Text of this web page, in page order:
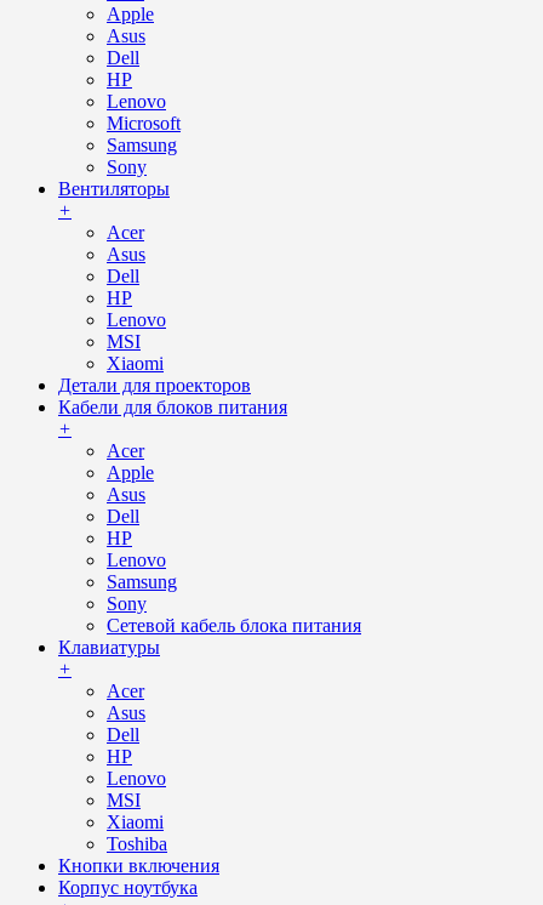
Apple
Asus
Dell
HP
Lenovo
Microsoft
Samsung
Sony
Вентиляторы
+
Acer
Asus
Dell
HP
Lenovo
MSI
Xiaomi
Детали для проекторов
Кабели для блоков питания
+
Acer
Apple
Asus
Dell
HP
Lenovo
Samsung
Sony
Сетевой кабель блока питания
Клавиатуры
+
Acer
Asus
Dell
HP
Lenovo
MSI
Xiaomi
Toshiba
Кнопки включения
Корпус ноутбука